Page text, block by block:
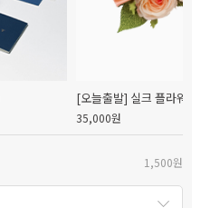
[오늘출발] 실크 플라워
35,000원
1,500원